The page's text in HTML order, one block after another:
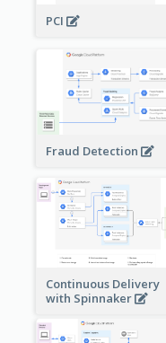
PCI
Fraud Detection
Continuous Delivery
with Spinnaker